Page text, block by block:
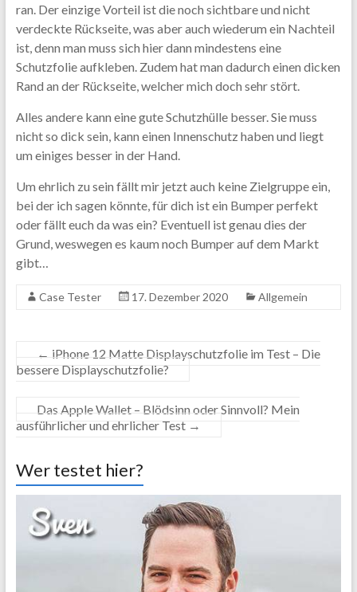
ran. Der einzige Vorteil ist die noch sichtbare und nicht
verdeckte Rückseite, was aber auch wiederum ein Nachteil
ist, denn man muss sich hier dann mindestens eine
Schutzfolie aufkleben. Zudem hat man dadurch einen dicken
Rand an der Rückseite, welcher mich doch sehr stört.
Alles andere kann eine gute Schutzhülle besser. Sie muss
nicht so dick sein, kann einen Innenschutz haben und liegt
um einiges besser in der Hand.
Um ehrlich zu sein fällt mir jetzt auch keine Zielgruppe ein,
bei der ich sagen könnte, für dich ist ein Bumper perfekt
oder fällt euch da was ein? Eventuell ist genau dies der
Grund, weswegen es kaum noch Bumper auf dem Markt
gibt…
Case Tester 17. Dezember 2020 Allgemein
← iPhone 12 Matte Displayschutzfolie im Test – Die
bessere Displayschutzfolie?
Das Apple Wallet – Blödsinn oder Sinnvoll? Mein
ausführlicher und ehrlicher Test →
Wer testet hier?